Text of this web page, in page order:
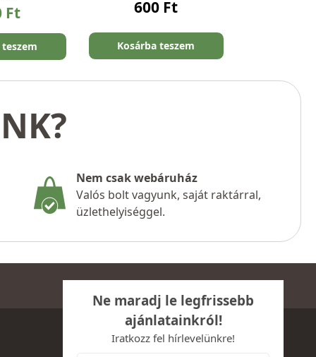
Ft 600 Ft
Kosárba teszem
Nem csak webáruház
Valós bolt vagyunk, saját raktárral,
üzlethelyiséggel.
Ne maradj le legfrissebb
ajánlatainkról!
Iratkozz fel hírlevelünkre!